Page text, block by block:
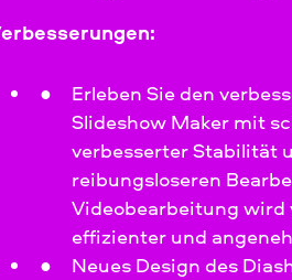
Erleben Sie den
Slideshow Maker mit
verbesserter Stabilität
reibungsloseren
Videobearbeitung wird
effizienter und
Neues Design des